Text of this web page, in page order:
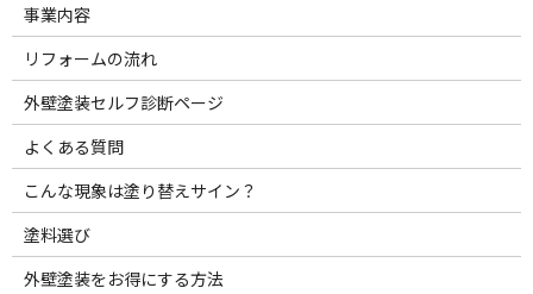
事業内容
リフォームの流れ
外壁塗装セルフ診断ページ
よくある質問
こんな現象は塗り替えサイン？
塗料選び
外壁塗装をお得にする方法